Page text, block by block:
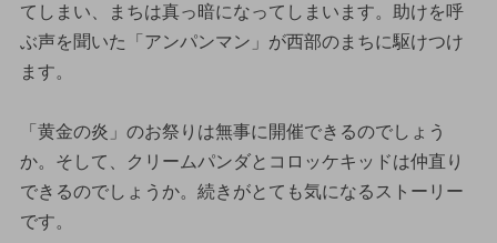
てしまい、まちは真っ暗になってしまいます。助けを呼
ぶ声を聞いた「アンパンマン」が西部のまちに駆けつけ
ます。
「黄金の炎」のお祭りは無事に開催できるのでしょう
か。そして、クリームパンダとコロッケキッドは仲直り
できるのでしょうか。続きがとても気になるストーリー
です。